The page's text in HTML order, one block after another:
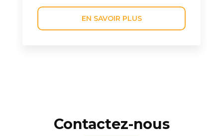
EN SAVOIR PLUS
Contactez-nous